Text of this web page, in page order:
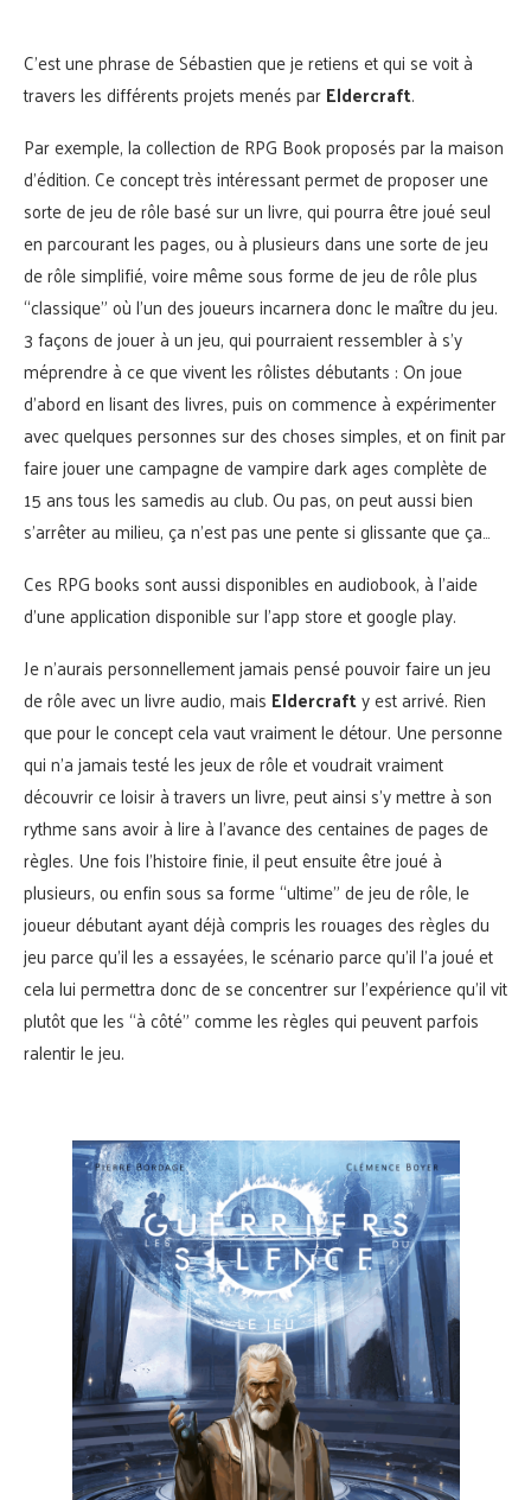
C’est une phrase de Sébastien que je retiens et qui se voit à
travers les différents projets menés parEldercraft.
Par exemple, la collection de RPG Book proposés par la maison
d’édition. Ce concept très intéressant permet de proposer une
sorte de jeu de rôle basé sur un livre, qui pourra être joué seul
en parcourant les pages, ou à plusieurs dans une sorte de jeu
de rôle simplifié, voire même sous forme de jeu de rôle plus
“classique” où l’un des joueurs incarnera donc le maître du jeu.
3 façons de jouer à un jeu, qui pourraient ressembler à s’y
méprendre à ce que vivent les rôlistes débutants : On joue
d’abord en lisant des livres, puis on commence à expérimenter
avec quelques personnes sur des choses simples, et on finit par
faire jouer une campagne de vampire dark ages complète de
15 ans tous les samedis au club. Ou pas, on peut aussi bien
s’arrêter au milieu, ça n’est pas une pente si glissante que ça…
Ces RPG books sont aussi disponibles en audiobook, à l’aide
d’une application disponible sur l’app store et google play.
Je n’aurais personnellement jamais pensé pouvoir faire un jeu
de rôle avec un livre audio, mais Eldercrafty est arrivé. Rien
que pour le concept cela vaut vraiment le détour. Une personne
qui n’a jamais testé les jeux de rôle et voudrait vraiment
découvrir ce loisir à travers un livre, peut ainsi s’y mettre à son
rythme sans avoir à lire à l’avance des centaines de pages de
règles. Une fois l’histoire finie, il peut ensuite être joué à
plusieurs, ou enfin sous sa forme “ultime” de jeu de rôle, le
joueur débutant ayant déjà compris les rouages des règles du
jeu parce qu’il les a essayées, le scénario parce qu’il l’a joué et
cela lui permettra donc de se concentrer sur l’expérience qu’il vit
plutôt que les “à côté” comme les règles qui peuvent parfois
ralentir le jeu.